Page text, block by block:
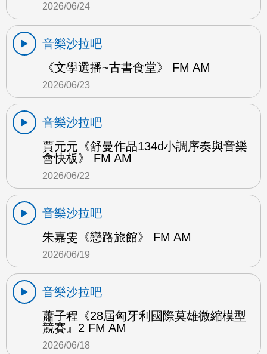
2026/06/24
音樂沙拉吧
《文學選播~古書食堂》 FM AM
2026/06/23
音樂沙拉吧
賈元元《舒曼作品134d小調序奏與音樂
會快板》 FM AM
2026/06/22
音樂沙拉吧
朱嘉雯《戀路旅館》 FM AM
2026/06/19
音樂沙拉吧
蕭子程《28屆匈牙利國際莫雄微縮模型
競賽』2 FM AM
2026/06/18